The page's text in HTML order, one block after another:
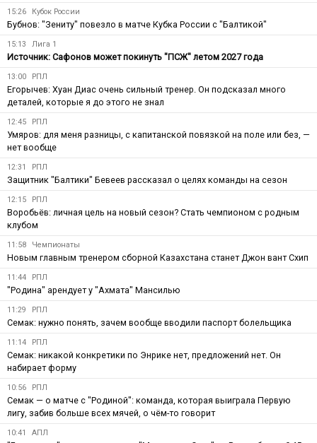
15:26 Кубок России
Бубнов: "Зениту" повезло в матче Кубка России с "Балтикой"
15:13 Лига 1
Источник: Сафонов может покинуть "ПСЖ" летом 2027 года
13:00 РПЛ
Егорычев: Хуан Диас очень сильный тренер. Он подсказал много
деталей, которые я до этого не знал
12:45 РПЛ
Умяров: для меня разницы, с капитанской повязкой на поле или без, —
нет вообще
12:31 РПЛ
Защитник "Балтики" Бевеев рассказал о целях команды на сезон
12:15 РПЛ
Воробьёв: личная цель на новый сезон? Стать чемпионом с родным
клубом
11:58 Чемпионаты
Новым главным тренером сборной Казахстана станет Джон вант Схип
11:44 РПЛ
"Родина" арендует у "Ахмата" Мансилью
11:29 РПЛ
Семак: нужно понять, зачем вообще вводили паспорт болельщика
11:14 РПЛ
Семак: никакой конкретики по Энрике нет, предложений нет. Он
набирает форму
10:56 РПЛ
Семак — о матче с "Родиной": команда, которая выиграла Первую
лигу, забив больше всех мячей, о чём-то говорит
10:41 АПЛ